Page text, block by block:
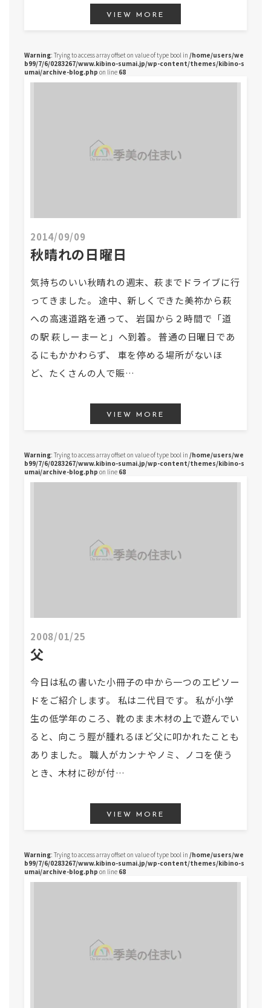
VIEW MORE
Warning: Trying to access array offset on value of type bool in /home/users/we
b99/7/6/0283267/www.kibino-sumai.jp/wp-content/themes/kibino-s
umai/archive-blog.php on line 68
2014/09/09
秋晴れの日曜日
気持ちのいい秋晴れの週末、萩までドライブに行
ってきました。 途中、新しくできた美祢から萩
への高速道路を通って、 岩国から２時間で「道
の駅 萩しーまーと」へ到着。 普通の日曜日であ
るにもかかわらず、 車を停める場所がないほ
ど、たくさんの人で賑…
VIEW MORE
Warning: Trying to access array offset on value of type bool in /home/users/we
b99/7/6/0283267/www.kibino-sumai.jp/wp-content/themes/kibino-s
umai/archive-blog.php on line 68
2008/01/25
父
今日は私の書いた小冊子の中から一つのエピソー
ドをご紹介します。 私は二代目です。 私が小学
生の低学年のころ、靴のまま木材の上で遊んでい
ると、向こう脛が腫れるほど父に叩かれたことも
ありました。 職人がカンナやノミ、ノコを使う
とき、木材に砂が付…
VIEW MORE
Warning: Trying to access array offset on value of type bool in /home/users/we
b99/7/6/0283267/www.kibino-sumai.jp/wp-content/themes/kibino-s
umai/archive-blog.php on line 68